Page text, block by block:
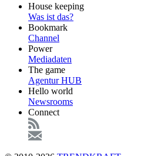
FooterHouse keeping
Was ist das?
Bookmark
Channel
Power
Mediadaten
The game
Agentur HUB
Hello world
Newsrooms
Connect